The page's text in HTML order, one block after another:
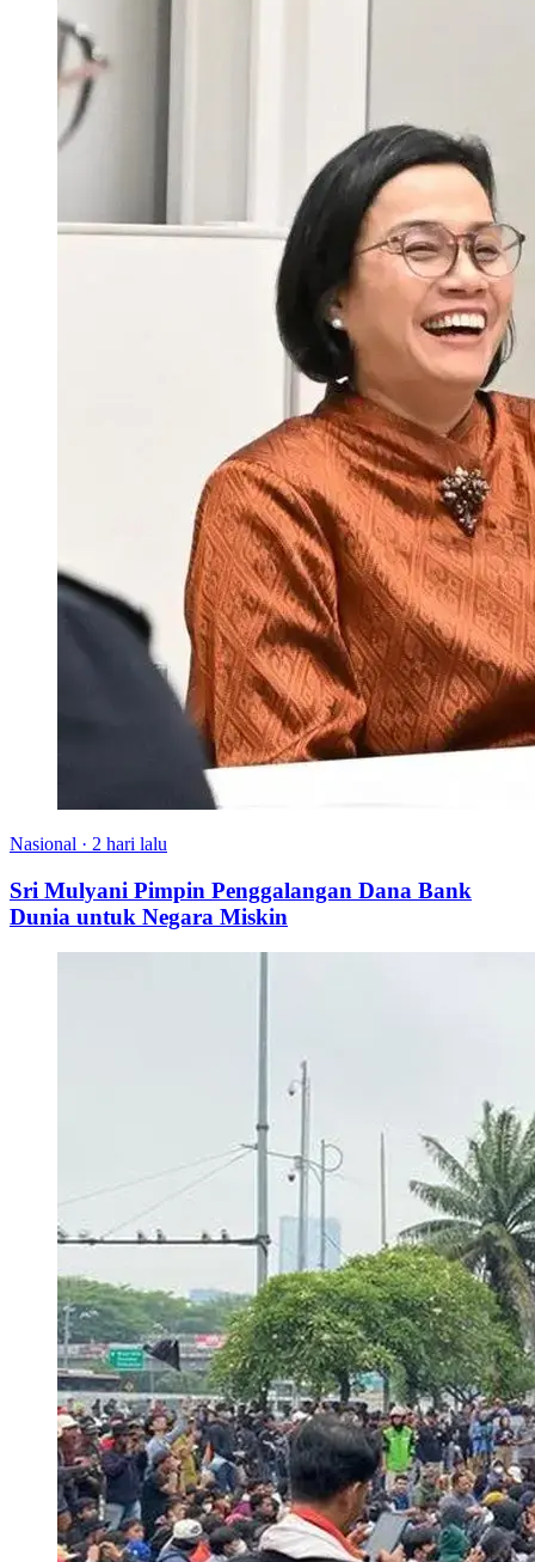
Nasional · 2 hari lalu
Sri Mulyani Pimpin Penggalangan Dana Bank
Dunia untuk Negara Miskin